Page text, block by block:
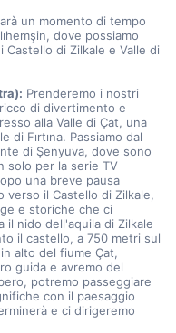
un momento di tempo
dove possiamo
di Zilkale e Valle di
Prenderemo i nostri
di divertimento e
alla Valle di Çat, una
di Fırtına. Passiamo dal
di Şenyuva, dove sono
solo per la serie TV
una breve pausa
il Castello di Zilkale,
e storiche che ci
il nido dell'aquila di Zilkale
il castello, a 750 metri sul
alto del fiume Çat,
guida e avremo del
potremo passeggiare
con il paesaggio
e ci dirigeremo